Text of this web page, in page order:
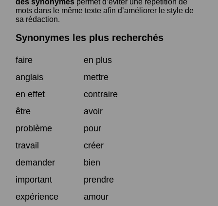
des synonymes permet d’éviter une répétition de
mots dans le même texte afin d’améliorer le style de
sa rédaction.
Synonymes les plus recherchés
faire
en plus
anglais
mettre
en effet
contraire
être
avoir
problème
pour
travail
créer
demander
bien
important
prendre
expérience
amour